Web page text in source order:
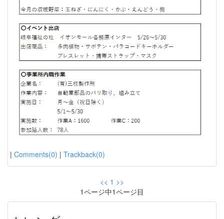
| Comments(0) | Trackback(0)
<< 1 >>
1ページ中1ページ目